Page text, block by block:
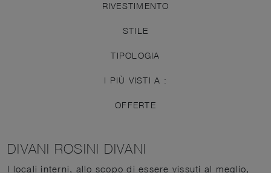
RIVESTIMENTO
STILE
TIPOLOGIA
I PIÙ VISTI A :
OFFERTE
DIVANI ROSINI DIVANI
I locali interni, allo scopo di essere vissuti al meglio,